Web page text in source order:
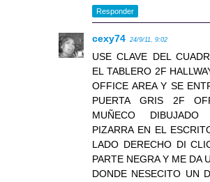
Responder
cexy74 24/9/11, 9:02
USE CLAVE DEL
EL TABLERO 2F
OFFICE AREA Y SE
PUERTA GRIS 2F
MUÑECO
PIZARRA EN EL
LADO DERECHO DI
PARTE NEGRA Y ME DA
DONDE NESECITO UN